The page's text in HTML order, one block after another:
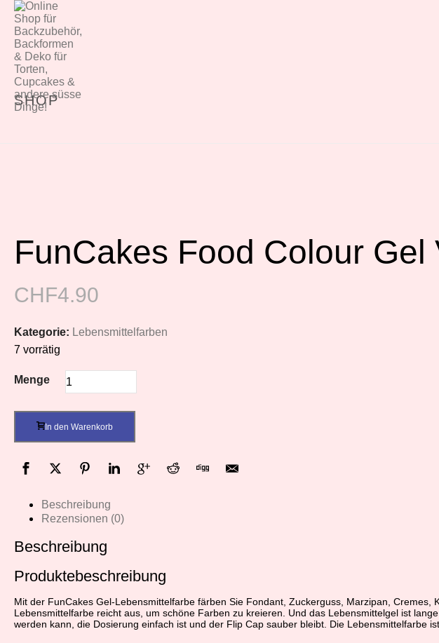
SHOP
FunCakes Food Colour
CHF4.90
Kategorie: Lebensmittelfarben
7 vorrätig
Menge
In den Warenkorb
Beschreibung
Rezensionen (0)
Beschreibung
Produktebeschreibung
Mit der FunCakes Gel-Lebensmittelfarbe färben Sie Fondant, Zuckerguss, Marzipan,
Lebensmittelfarbe reicht aus, um schöne Farben zu kreieren. Und das Lebensmittelgel ist
werden kann, die Dosierung einfach ist und der Flip Cap sauber bleibt. Die Lebensmittelfarbe